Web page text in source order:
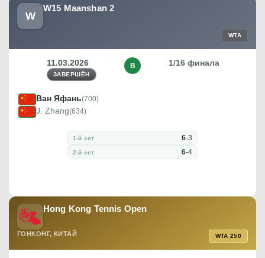
W
W15 Maanshan 2
WTA
11.03.2026
ЗАВЕРШЁН
1/16 финала
В
Ван Яфань(700)
J. Zhang(634)
1-й сет 6-3
2-й сет 6-4
Hong Kong Tennis Open
ГОНКОНГ, КИТАЙ WTA 250